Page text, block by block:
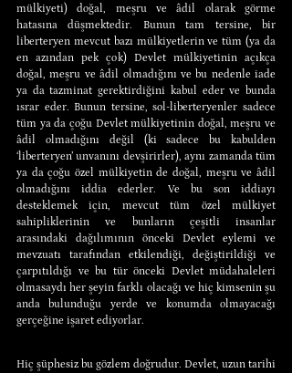
mülkiyeti) doğal, meşru ve âdil olarak görme
hatasına düşmektedir. Bunun tam tersine, bir
liberteryen mevcut bazı mülkiyetlerin ve tüm (ya da
en azından pek çok) Devlet mülkiyetinin açıkça
doğal, meşru ve âdil olmadığını ve bu nedenle iade
ya da tazminat gerektirdiğini kabul eder ve bunda
ısrar eder. Bunun tersine, sol-liberteryenler sadece
tüm ya da çoğu Devlet mülkiyetinin doğal, meşru ve
âdil olmadığını değil (ki sadece bu kabulden
‘liberteryen’ unvanını devşirirler), aynı zamanda tüm
ya da çoğu özel mülkiyetin de doğal, meşru ve âdil
olmadığını iddia ederler. Ve bu son iddiayı
desteklemek için, mevcut tüm özel mülkiyet
sahipliklerinin ve bunların çeşitli insanlar
arasındaki dağılımının önceki Devlet eylemi ve
mevzuatı tarafından etkilendiği, değiştirildiği ve
çarpıtıldığı ve bu tür önceki Devlet müdahaleleri
olmasaydı her şeyin farklı olacağı ve hiç kimsenin şu
anda bulunduğu yerde ve konumda olmayacağı
gerçeğine işaret ediyorlar.
Hiç şüphesiz bu gözlem doğrudur. Devlet, uzun tarihi